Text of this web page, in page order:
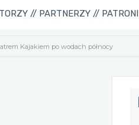
// PARTNERZY // PATRONI
Kajakiem po wodach północy